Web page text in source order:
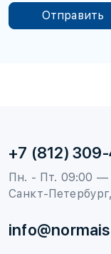
Отправить
+7 (812)
Пн. - Пт. 09:00 —
Санкт-